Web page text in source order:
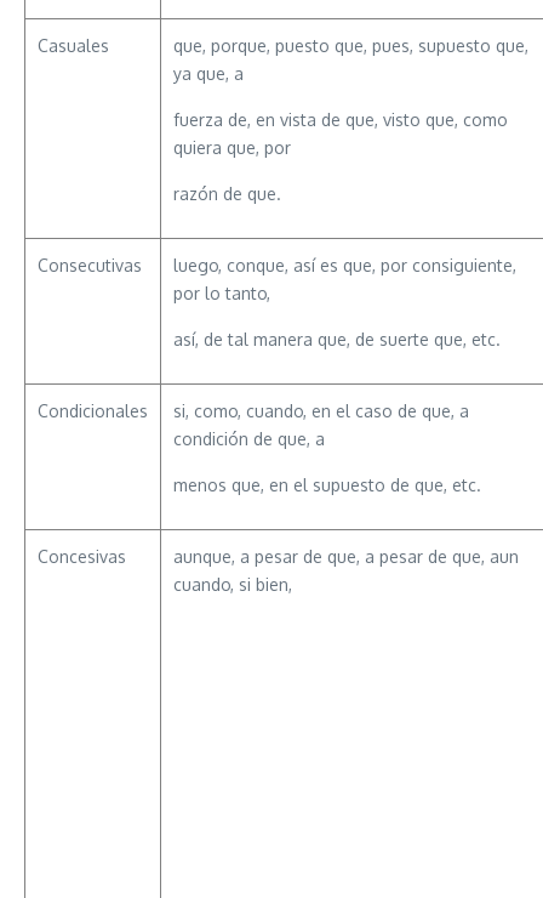
Casuales
que, porque, puesto que, pues, supuesto que,
ya que, a
fuerza de, en vista de que, visto que, como
quiera que, por
razón de que.
Consecutivas
luego, conque, así es que, por consiguiente,
por lo tanto,
así, de tal manera que, de suerte que, etc.
Condicionales
si, como, cuando, en el caso de que, a
condición de que, a
menos que, en el supuesto de que, etc.
Concesivas
aunque, a pesar de que, a pesar de que, aun
cuando, si bien,